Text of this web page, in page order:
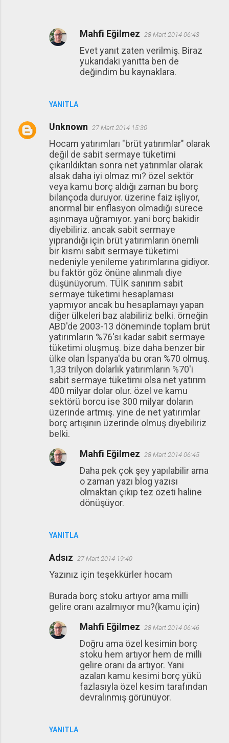
YANITLA
Mahfi Eğilmez 28 Mart 2014 06:43
Evet yanıt zaten verilmiş. Biraz
yukarıdaki yanıtta ben de
değindim bu kaynaklara.
Unknown 27 Mart 2014 15:30
Hocam yatırımları "brüt yatırımlar" olarak
değil de sabit sermaye tüketimi
çıkarıldıktan sonra net yatırımlar olarak
alsak daha iyi olmaz mı? özel sektör
veya kamu borç aldığı zaman bu borç
bilançoda duruyor. üzerine faiz işliyor,
anormal bir enflasyon olmadığı sürece
aşınmaya uğramıyor. yani borç bakidir
diyebiliriz. ancak sabit sermaye
yıprandığı için brüt yatırımların önemli
bir kısmı sabit sermaye tüketimi
nedeniyle yenileme yatırımlarına gidiyor.
bu faktör göz önüne alınmalı diye
düşünüyorum. TÜİK sanırım sabit
sermaye tüketimi hesaplaması
yapmıyor ancak bu hesaplamayı yapan
diğer ülkeleri baz alabiliriz belki. örneğin
ABD'de 2003-13 döneminde toplam brüt
yatırımların %76'sı kadar sabit sermaye
tüketimi oluşmuş. bize daha benzer bir
ülke olan İspanya'da bu oran %70 olmuş.
1,33 trilyon dolarlık yatırımların %70'i
sabit sermaye tüketimi olsa net yatırım
400 milyar dolar olur. özel ve kamu
sektörü borcu ise 300 milyar doların
üzerinde artmış. yine de net yatırımlar
borç artışının üzerinde olmuş diyebiliriz
belki.
YANITLA
Mahfi Eğilmez 28 Mart 2014 06:45
Daha pek çok şey yapılabilir ama
o zaman yazı blog yazısı
olmaktan çıkıp tez özeti haline
dönüşüyor.
Adsız 27 Mart 2014 19:40
Yazınız için teşekkürler hocam
Burada borç stoku artıyor ama milli
gelire oranı azalmıyor mu?(kamu için)
YANITLA
Mahfi Eğilmez 28 Mart 2014 06:46
Doğru ama özel kesimin borç
stoku hem artıyor hem de milli
gelire oranı da artıyor. Yani
azalan kamu kesimi borç yükü
fazlasıyla özel kesim tarafından
devralınmış görünüyor.